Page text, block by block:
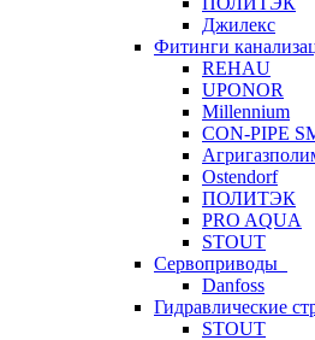
Джилекс
Фитинги
REHAU
UPONOR
Millennium
CON-PIPE
Ostendorf
ПОЛИТЭК
PRO AQUA
STOUT
Сервоприводы
Danfoss
Гидравлические
STOUT